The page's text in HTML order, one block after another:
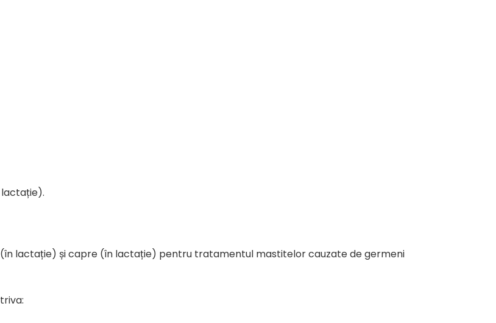
lactație) și capre (în lactație) pentru tratamentul mastitelor cauzate de germeni